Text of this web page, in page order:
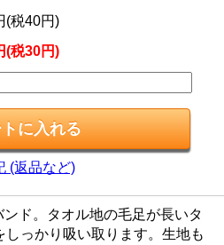
(税40円)
(税30円)
(返品など)
ド。タオル地の毛足が長いタ
っかり吸い取ります。生地も